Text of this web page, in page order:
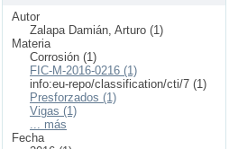
Autor
Zalapa Damián, Arturo (1)
Materia
Corrosión (1)
FIC-M-2016-0216 (1)
info:eu-repo/classification/cti/7 (1)
Presforzados (1)
Vigas (1)
... más
Fecha